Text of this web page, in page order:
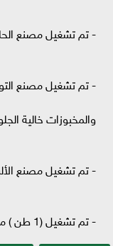
- تم تشغيل مصنع
- تم تشغيل مصنع
والمخبوزات خالية
- تم تشغيل مصنع الألبان (1 طن منتجات البان
- تم تشغيل (1 طن ) مستخلص لبلاب شركة فيتوانوفا.